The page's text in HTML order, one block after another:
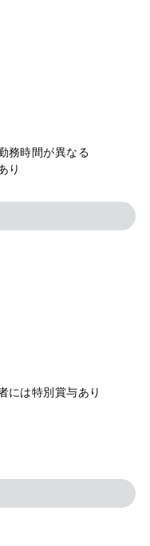
務時間が異なる
り
には特別賞与あり